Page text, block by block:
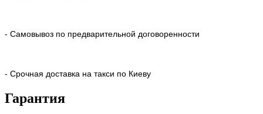
- Самовывоз по предварительной договоренности
- Срочная доставка на такси по Киеву
Гарантия